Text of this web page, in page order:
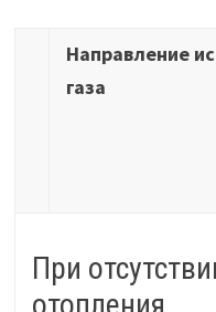
Направление
газа
При
отопления